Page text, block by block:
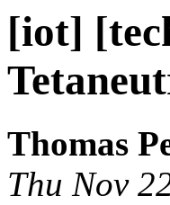
[iot]
Thomas
Thu Nov